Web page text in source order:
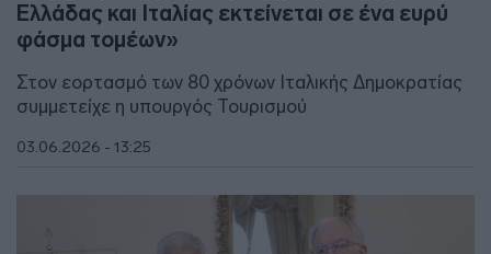
Ελλάδας και Ιταλίας εκτείνεται σε ένα ευρύ
φάσμα τομέων»
Στον εορτασμό των 80 χρόνων Ιταλικής Δημοκρατίας
συμμετείχε η υπουργός Τουρισμού
03.06.2026 - 13:25